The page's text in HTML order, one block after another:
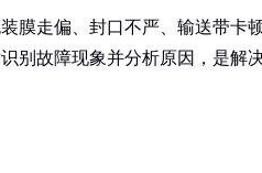
膜走偏、封口不严、输送带卡
别故障现象并分析原因，是解